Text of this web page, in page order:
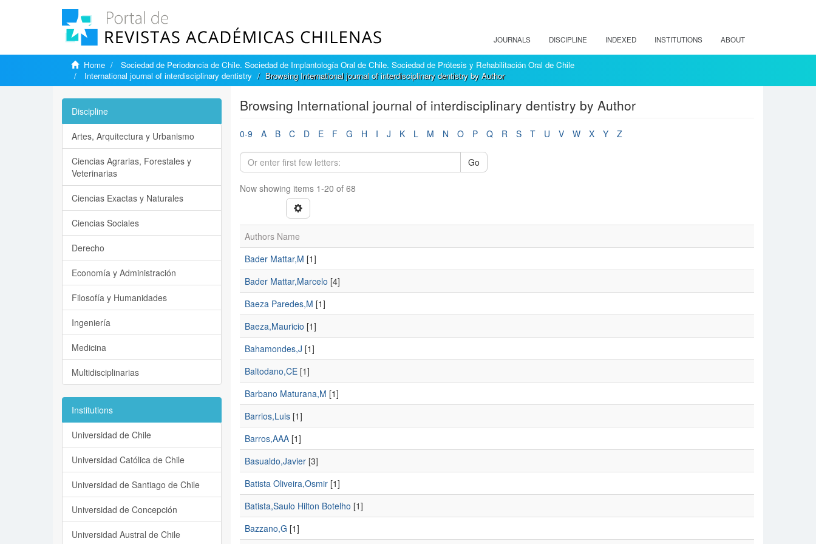
JOURNALS DISCIPLINE INDEXED INSTITUTIONS ABOUT
Home
Sociedad de Periodoncia de Chile. Sociedad de Implantología Oral de Chile. Sociedad de Prótesis y Rehabilitación Oral de Chile
International journal of interdisciplinary dentistry
Browsing International journal of interdisciplinary dentistry by Author
Browsing International journal of interdisciplinary dentistry by Author
0-9 A B C D E F G H I J K L M N O P Q R S T U V W X Y Z
Go
Now showing items 1-20 of 68
Authors Name
Bader Mattar,M [1]
Bader Mattar,Marcelo [4]
Baeza Paredes,M [1]
Baeza,Mauricio [1]
Bahamondes,J [1]
Baltodano,CE[1]
Barbano Maturana,M [1]
Barrios,Luis[1]
Barros,AAA[1]
Basualdo,Javier[3]
Batista Oliveira,Osmir[1]
Batista,Saulo Hilton Botelho [1]
Bazzano,G [1]
Discipline
Artes, Arquitectura y Urbanismo
Ciencias Agrarias, Forestales y
Veterinarias
Ciencias Exactas y Naturales
Ciencias Sociales
Derecho
Economía y Administración
Filosofía y Humanidades
Ingeniería
Medicina
Multidisciplinarias
Institutions
Universidad de Chile
Universidad Católica de Chile
Universidad de Santiago de Chile
Universidad de Concepción
Universidad Austral de Chile